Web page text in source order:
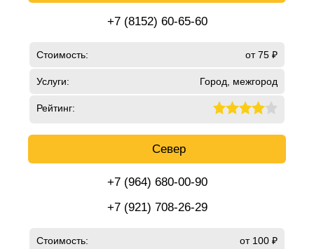
+7 (8152) 60-65-60
Стоимость: от 75 ₽
Услуги: Город, межгород
Рейтинг:
Север
+7 (964) 680-00-90
+7 (921) 708-26-29
Стоимость: от 100 ₽